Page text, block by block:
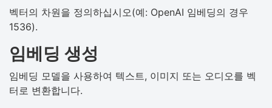
벡터의 차원을 정의하십시오(예: OpenAI 임베딩의 경우
1536).
임베딩 생성
임베딩 모델을 사용하여 텍스트, 이미지 또는 오디오를 벡
터로 변환합니다.